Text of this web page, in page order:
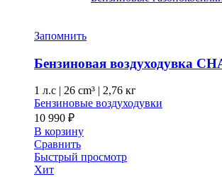
Запомнить
Бензиновая воздуходувка
1 л.с | 26 cm³ | 2,76 кг
Бензиновые воздуходувки
10 990 ₽
В корзину
Сравнить
Быстрый просмотр
Хит